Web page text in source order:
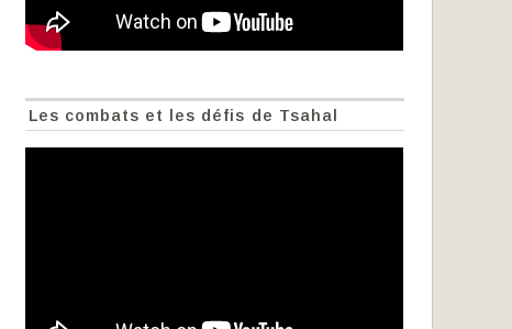
Les combats et les défis de Tsahal